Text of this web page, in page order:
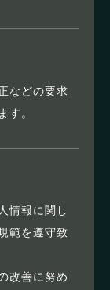
などの要求
。
情報に関し
範を遵守致
改善に努め